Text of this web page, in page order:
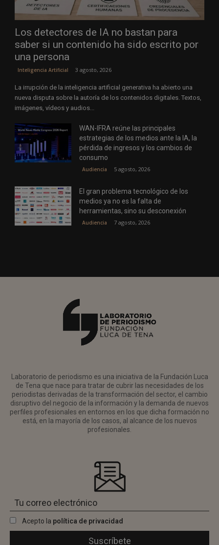
Los detectores de IA no bastan para
saber si un contenido ha sido escrito por
una persona
Inteligencia Artificial 3 agosto, 2026
La irrupción de la inteligencia artificial generativa ha abierto una
nueva disputa sobre la autoría de los contenidos digitales. Textos,
imágenes, vídeos y audios...
WAN-IFRA reúne las principales
estrategias de los medios ante la IA, la
pérdida de ingresos y los cambios de
consumo
Audiencia 5 agosto, 2026
El gran problema tecnológico de los
medios ya no es la falta de
herramientas, sino su desconexión
Audiencia 7 agosto, 2026
Laboratorio de periodismo es una iniciativa de la Fundación Luca
de Tena que nace para tratar de cubrir las necesidades de los
periodistas derivadas de la transformación del sector, el cambio
disruptivo del negocio de la información y la demanda de nuevos
perfiles profesionales en entornos en los que dicha formación no
está, en la mayoría de los casos, al alcance de los nuevos
profesionales.
Acepto la política de privacidad